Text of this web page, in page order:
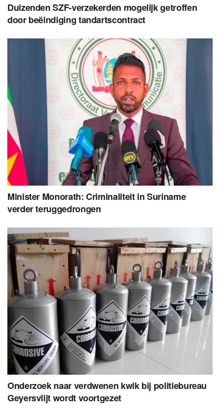
Duizenden SZF-verzekerden mogelijk getroffen
door beëindiging tandartscontract
Minister Monorath: Criminaliteit in Suriname
verder teruggedrongen
Onderzoek naar verdwenen kwik bij politiebureau
Geyersvlijt wordt voortgezet